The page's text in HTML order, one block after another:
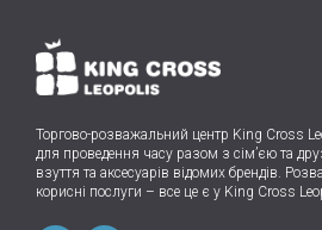
Торгово-розважальний центр King Cross
для проведення часу разом з сім’єю та
взуття та аксесуарів відомих брендів.
корисні послуги – все це є у King Cross